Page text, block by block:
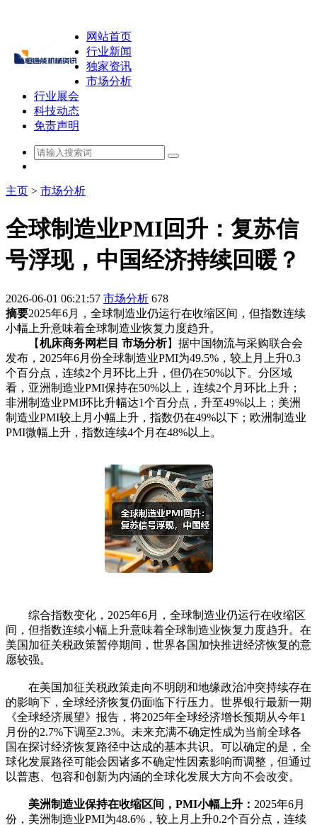
网站首页
行业新闻
独家资讯
市场分析
行业展会
科技动态
免责声明
主页 > 市场分析
全球制造业PMI回升：复苏信
号浮现，中国经济持续回暖？
2026-06-01 06:21:57 市场分析 678
摘要2025年6月，全球制造业仍运行在收缩区间，但指数连续
小幅上升意味着全球制造业恢复力度趋升。
【机床商务网栏目 市场分析】据中国物流与采购联合会
发布，2025年6月份全球制造业PMI为49.5%，较上月上升0.3
个百分点，连续2个月环比上升，但仍在50%以下。分区域
看，亚洲制造业PMI保持在50%以上，连续2个月环比上升；
非洲制造业PMI环比升幅达1个百分点，升至49%以上；美洲
制造业PMI较上月小幅上升，指数仍在49%以下；欧洲制造业
PMI微幅上升，指数连续4个月在48%以上。
综合指数变化，2025年6月，全球制造业仍运行在收缩区
间，但指数连续小幅上升意味着全球制造业恢复力度趋升。在
美国加征关税政策暂停期间，世界各国加快推进经济恢复的意
愿较强。
在美国加征关税政策走向不明朗和地缘政治冲突持续存在
的影响下，全球经济恢复仍面临下行压力。世界银行最新一期
《全球经济展望》报告，将2025年全球经济增长预期从今年1
月份的2.7%下调至2.3%。未来充满不确定性成为当前全球各
国在探讨经济恢复路径中达成的基本共识。可以确定的是，全
球化发展路径可能会因诸多不确定性因素影响而调整，但通过
以普惠、包容和创新为内涵的全球化发展大方向不会改变。
美洲制造业保持在收缩区间，PMI小幅上升： 2025年6月
份，美洲制造业PMI为48.6%，较上月上升0.2个百分点，连续